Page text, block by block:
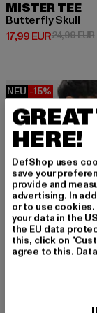
MISTER TEE
Butterfly Skull
17,99 EUR
Derzeitiger Preis:
24,99 EUR
NEU -15%
HERE!
DefShop uses
save your
provide and
advertising. In
or to use
your data in the
the EU data
this, click on
agree to this.